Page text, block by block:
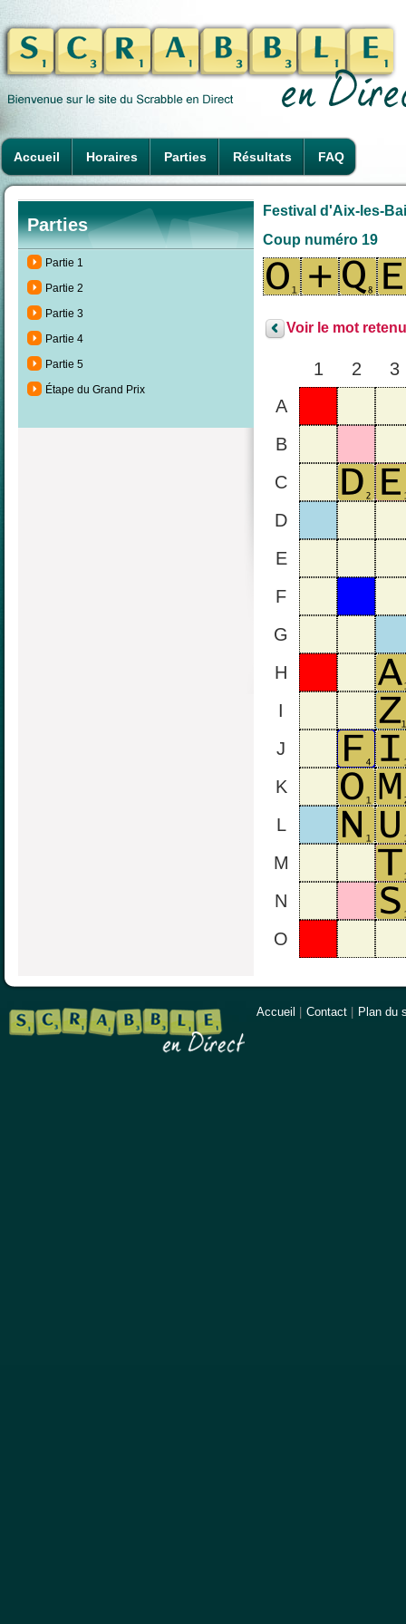
Accueil Horaires Parties Résultats FAQ
Parties
Partie 1
Partie 2
Partie 3
Partie 4
Partie 5
Étape du Grand Prix
Festival d'Aix-les-
Coup numéro 19
Voir le mot
1 2
3
A
B
C
D
E
F
G
H
I
J
K
L
M
N
O
Accueil Contact Plan du